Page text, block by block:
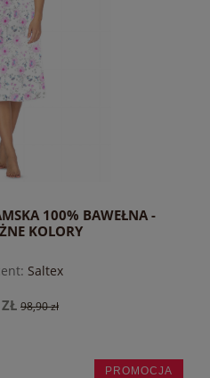
100% BAWEŁNA -
KOLORY
Saltex
98,90 zł
PROMOCJA